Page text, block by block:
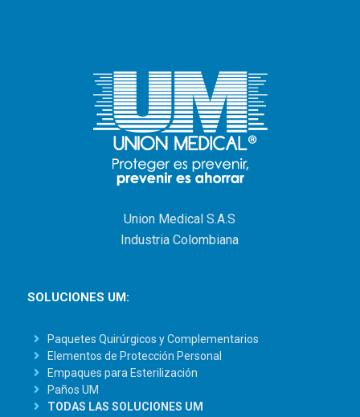
Union Medical S.A.S
Industria Colombiana
SOLUCIONES UM:
Paquetes Quirúrgicos y Complementarios
Elementos de Protección Personal
Empaques para Esterilización
Paños UM
TODAS LAS SOLUCIONES UM